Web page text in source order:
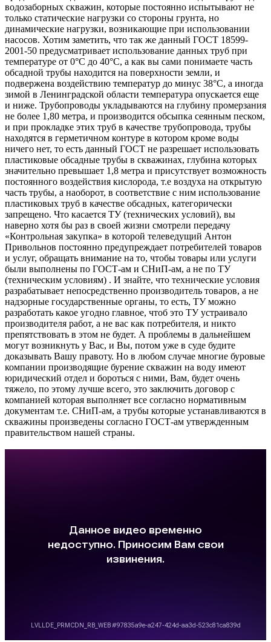
водозаборных скважин, которые постоянно испытывают не
только статические нагрузки со стороны грунта, но
динамические нагрузки, возникающие при использовании
насосов. Хотим заметить, что так же данный ГОСТ 18599-
2001-50 предусматривает использование данных труб при
температуре от 0°C до 40°C, а как вы сами понимаете часть
обсадной трубы находится на поверхности земли, и
подвержена воздействию температур до минус 38°C, а иногда
зимой в Ленинградской области температура опускается еще
и ниже. Трубопроводы укладываются на глубину промерзания
не более 1,80 метра, и производится обсыпка сеянным песком,
и при прокладке этих труб в качестве трубопровода, трубы
находятся в герметичном контуре в котором кроме воды
ничего нет, то есть данный ГОСТ не разрешает использовать
пластиковые обсадные трубы в скважинах, глубина которых
значительно превышает 1,8 метра и присутствует возможность
постоянного воздействия кислорода, т.е воздуха на открытую
часть трубы, а наоборот, в соответствие с ним использование
пластиковых труб в качестве обсадных, категорически
запрещено. Что касается ТУ (технических условий), вы
наверно хотя бы раз в своей жизни смотрели передачу
«Контрольная закупка» в которой телеведущий Антон
Привольнов постоянно предупреждает потребителей товаров
и услуг, обращать внимание на то, чтобы товары или услуги
были выполнены по ГОСТ-ам и СНиП-ам, а не по ТУ
(техническим условиям) . И знайте, что технические условия
разрабатывает непосредственно производитель товаров, а не
надзорные государственные органы, то есть, ТУ можно
разработать какое угодно главное, чтоб это ТУ устраивало
производителя работ, а не вас как потребителя, и никто
препятствовать в этом не будет. А проблемы в дальнейшем
могут возникнуть у Вас, и Вы, потом уже в суде будите
доказывать Вашу правоту. Но в любом случае многие буровые
компании производящие бурение скважин на воду имеют
юридический отдел и бороться с ними, Вам, будет очень
тяжело, по этому лучше всего, это заключить договор с
компанией которая выполняет все согласно нормативным
документам т.е. СНиП-ам, а трубы которые устанавливаются в
скважины произведены согласно ГОСТ-ам утвержденным
правительством нашей страны.